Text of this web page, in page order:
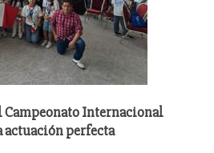
Campeonato Internacional
actuación perfecta